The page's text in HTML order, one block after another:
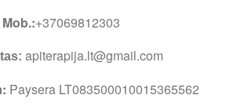
Mob.:+37069812303
apiterapija.lt@gmail.com
Paysera LT083500010015365562